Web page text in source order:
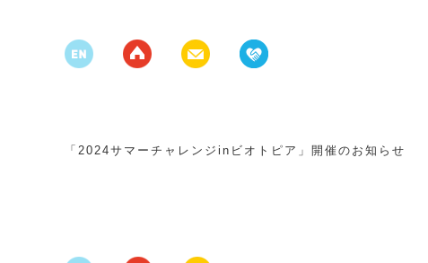
「2024サマーチャレンジinビオトピア」開催のお知らせ